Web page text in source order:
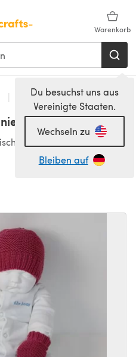
Warenkorb
Du besuchst uns aus
Vereinigte Staaten.
Wechseln zu
Bleiben auf
Mittens
and Mittens Set